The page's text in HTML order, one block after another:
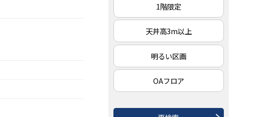
1階限定
天井高3m以上
明るい区画
OAフロア